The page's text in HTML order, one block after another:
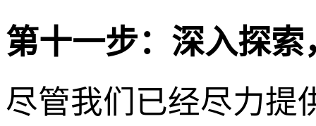
第十一步：深入探
尽管我们已经尽力提